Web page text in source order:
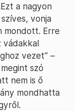
a nagyon
vonja
mondott. Erre
vádakkal
vezet” –
szó
nem is ő
mondhatta